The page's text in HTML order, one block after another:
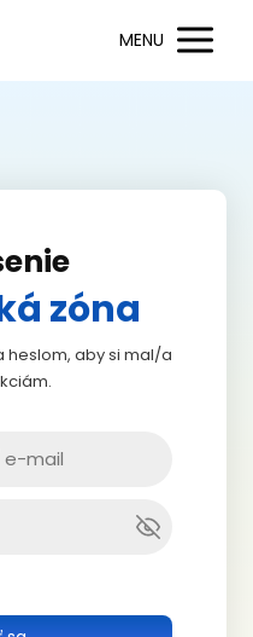
MENU
zóna
heslom, aby si mal/a